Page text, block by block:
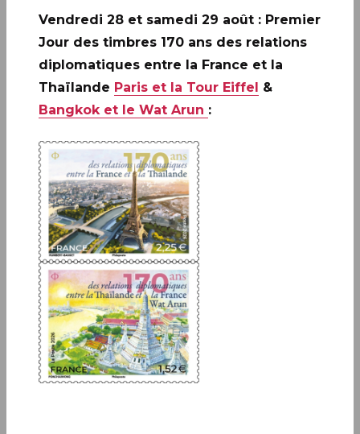
Les évènements de la vie
Carterie
Art et écrit
Vendredi 28 et samedi 29 août : Premier
Jour des timbres 170 ans des relations
diplomatiques entre la France et la
Thaïlande Paris et la Tour Eiffel &
Bangkok et le Wat Arun :